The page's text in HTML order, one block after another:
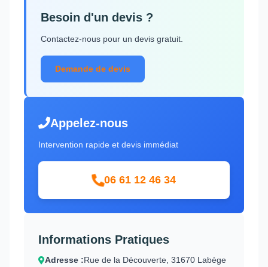
Besoin d'un devis ?
Contactez-nous pour un devis gratuit.
Demande de devis
Appelez-nous
Intervention rapide et devis immédiat
06 61 12 46 34
Informations Pratiques
Adresse :Rue de la Découverte, 31670 Labège